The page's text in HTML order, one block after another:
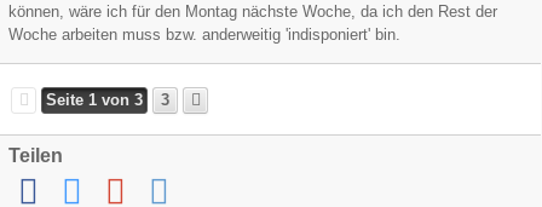
können, wäre ich für den Montag nächste Woche, da ich den Rest der
Woche arbeiten muss bzw. anderweitig 'indisponiert' bin.
Seite 1 von 3 3
Teilen